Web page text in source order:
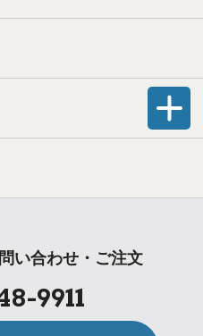
い合わせ・ご注文
9911